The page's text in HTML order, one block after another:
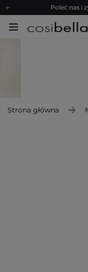
Poleć nas i
Zapisz
Poleć nas i
Strona główna